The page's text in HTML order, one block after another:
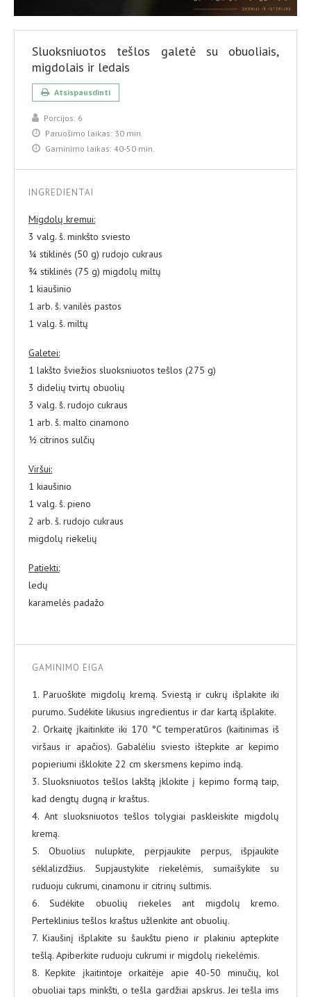
Sluoksniuotos tešlos galetė su obuoliais,
migdolais ir ledais
Atsispausdinti
Porcijos: 6
Paruošimo laikas: 30 min.
Gaminimo laikas: 40-50 min.
INGREDIENTAI
Migdolų kremui:
3 valg. š. minkšto sviesto
¼ stiklinės (50 g) rudojo cukraus
¾ stiklinės (75 g) migdolų miltų
1 kiaušinio
1 arb. š. vanilės pastos
1 valg. š. miltų
Galetei:
1 lakšto šviežios sluoksniuotos tešlos (275 g)
3 didelių tvirtų obuolių
3 valg. š. rudojo cukraus
1 arb. š. malto cinamono
½ citrinos sulčių
Viršui:
1 kiaušinio
1 valg. š. pieno
2 arb. š. rudojo cukraus
migdolų riekelių
Patiekti:
ledų
karamelės padažo
GAMINIMO EIGA
1. Paruoškite migdolų kremą. Sviestą ir cukrų išplakite iki
purumo. Sudėkite likusius ingredientus ir dar kartą išplakite.
2. Orkaitę įkaitinkite iki 170 °C temperatūros (kaitinimas iš
viršaus ir apačios). Gabalėliu sviesto ištepkite ar kepimo
popieriumi išklokite 22 cm skersmens kepimo indą.
3. Sluoksniuotos tešlos lakštą įklokite į kepimo formą taip,
kad dengtų dugną ir kraštus.
4. Ant sluoksniuotos tešlos tolygiai paskleiskite migdolų
kremą.
5. Obuolius nulupkite, perpjaukite perpus, išpjaukite
sėklalizdžius. Supjaustykite riekelėmis, sumaišykite su
ruduoju cukrumi, cinamonu ir citrinų sultimis.
6. Sudėkite obuolių riekeles ant migdolų kremo.
Perteklinius tešlos kraštus užlenkite ant obuolių.
7. Kiaušinį išplakite su šaukštu pieno ir plakiniu aptepkite
tešlą. Apiberkite ruduoju cukrumi ir migdolų riekelėmis.
8. Kepkite įkaitintoje orkaitėje apie 40-50 minučių, kol
obuoliai taps minkšti, o tešla gardžiai apskrus. Jei tešla ims